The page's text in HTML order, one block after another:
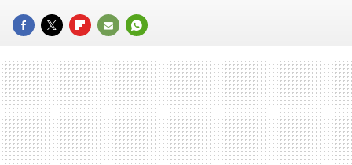
FACEBOOK
TWITTERFLIPBOARD
E-
MAIL
WHATSAPP